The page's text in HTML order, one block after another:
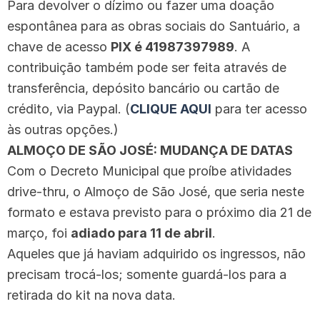
Para devolver o dízimo ou fazer uma doação
espontânea para as obras sociais do Santuário, a
chave de acesso PIX é 41987397989. A
contribuição também pode ser feita através de
transferência, depósito bancário ou cartão de
crédito, via Paypal. (CLIQUE AQUI para ter acesso
às outras opções.)
ALMOÇO DE SÃO JOSÉ: MUDANÇA DE DATAS
Com o Decreto Municipal que proíbe atividades
drive-thru, o Almoço de São José, que seria neste
formato e estava previsto para o próximo dia 21 de
março, foi adiado para 11 de abril.
Aqueles que já haviam adquirido os ingressos, não
precisam trocá-los; somente guardá-los para a
retirada do kit na nova data.